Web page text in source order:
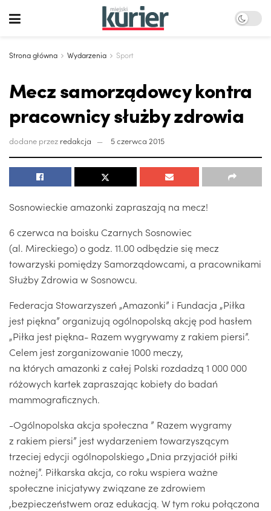
Strona główna Wydarzenia Sport
Mecz samorządowcy kontra
pracownicy służby zdrowia
dodane przez redakcja 5 czerwca 2015
Sosnowieckie amazonki zapraszają na mecz!
6 czerwca na boisku Czarnych Sosnowiec
(al. Mireckiego) o godz. 11.00 odbędzie się mecz
towarzyski pomiędzy Samorządowcami, a pracownikami
Służby Zdrowia w Sosnowcu.
Federacja Stowarzyszeń „Amazonki” i Fundacja „Piłka
jest piękna” organizują ogólnopolską akcję pod hasłem
„Piłka jest piękna- Razem wygrywamy z rakiem piersi”.
Celem jest zorganizowanie 1000 meczy,
na których amazonki z całej Polski rozdadzą 1 000 000
różowych kartek zapraszając kobiety do badań
mammograficznych.
-Ogólnopolska akcja społeczna ” Razem wygramy
z rakiem piersi” jest wydarzeniem towarzyszącym
trzeciej edycji ogólnopolskiego „Dnia przyjaciół piłki
nożnej”. Piłkarska akcja, co roku wspiera ważne
społeczne inicjatywy związane ze zdrowiem
,bezpieczeństwem oraz edukacją. W tym roku połączona